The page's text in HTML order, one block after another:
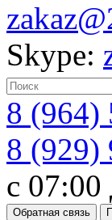
Skype:
8 (964)
8 (929)
с 07:00
Обратная связь